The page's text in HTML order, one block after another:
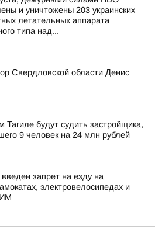
и уничтожены 203 украинских
летательных аппарата
типа над...
Свердловской области Денис
Тагиле будут судить застройщика,
9 человек на 24 млн рублей
запрет на езду на
электровелосипедах и